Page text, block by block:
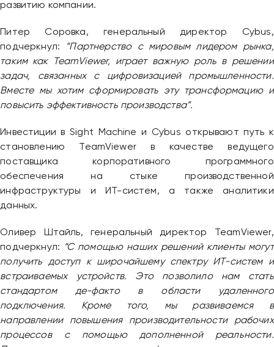
развитию компании.
Питер Соровка, генеральный директор Cybus,
подчеркнул:
“Партнерство с мировым лидером рынка,
таким как TeamViewer, играет важную роль в решении
задач, связанных с цифровизацией промышленности.
Вместе мы хотим сформировать эту трансформацию и
повысить эффективность производства”.
Инвестиции в Sight Machine и Cybus открывают путь к
становлению TeamViewer в качестве ведущего
поставщика корпоративного программного
обеспечения на стыке производственной
инфраструктуры и ИТ-систем, а также аналитики
данных.
Оливер Штайль, генеральный директор TeamViewer,
подчеркнул:
“С помощью наших решений клиенты могут
получить доступ к широчайшему спектру ИТ-систем и
встраиваемых устройств. Это позволило нам стать
стандартом де-факто в области удаленного
подключения. Кроме того, мы развиваемся в
направлении повышения производительности рабочих
процессов с помощью дополненной реальности.
Привіт 👋, чим тобі допомогти?
Ми зазвичай відповідаємо дуже швидко
Надіслати повідомлення